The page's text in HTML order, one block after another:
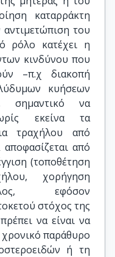
καταρράκτη
του
ρόλο κατέχει η
κινδύνου που
–π.χ διακοπή
κυήσεων
σημαντικό να
εκείνα τα
τραχήλου από
από
(τοποθέτηση
χορήγηση
εφόσον
στόχος της
να είναι να
χρονικό παράθυρο
ή τη